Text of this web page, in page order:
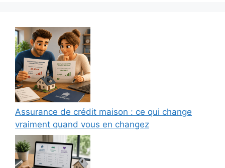
Assurance de crédit maison : ce qui change
vraiment quand vous en changez